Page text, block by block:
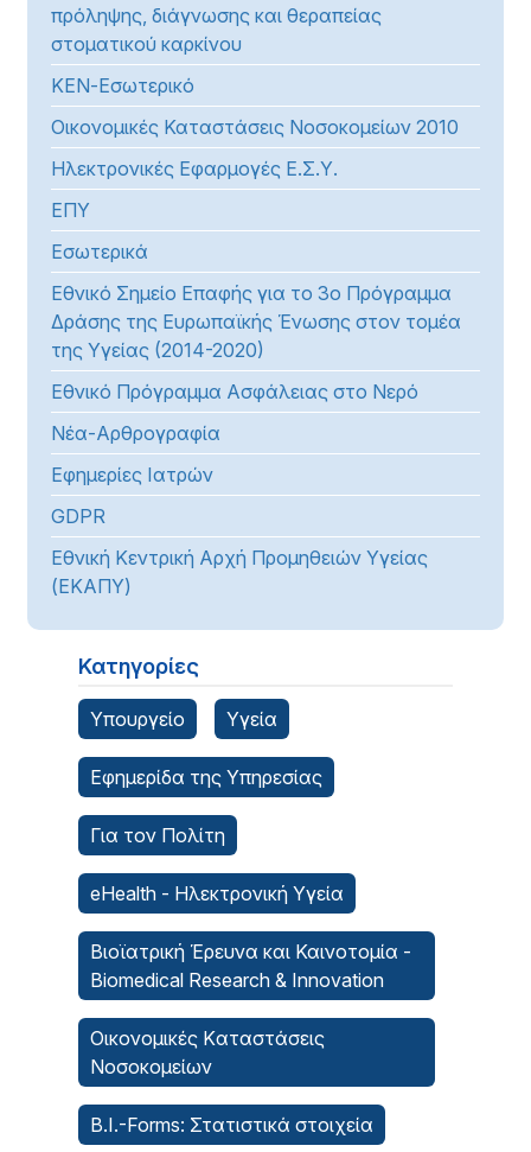
πρόληψης, διάγνωσης και θεραπείας
στοματικού καρκίνου
ΚΕΝ-Εσωτερικό
Οικονομικές Καταστάσεις Νοσοκομείων 2010
Ηλεκτρονικές Εφαρμογές Ε.Σ.Υ.
ΕΠΥ
Εσωτερικά
Εθνικό Σημείο Επαφής για το 3ο Πρόγραμμα
Δράσης της Ευρωπαϊκής Ένωσης στον τομέα
της Υγείας (2014-2020)
Εθνικό Πρόγραμμα Ασφάλειας στο Νερό
Νέα-Αρθρογραφία
Εφημερίες Ιατρών
GDPR
Εθνική Κεντρική Αρχή Προμηθειών Υγείας
(ΕΚΑΠΥ)
Κατηγορίες
Υπουργείο Υγεία
Εφημερίδα της Υπηρεσίας
Για τον Πολίτη
eHealth - Ηλεκτρονική Υγεία
Βιοϊατρική Έρευνα και Καινοτομία -
Biomedical Research & Innovation
Οικονομικές Kαταστάσεις
Νοσοκομείων
B.I.-Forms: Στατιστικά στοιχεία